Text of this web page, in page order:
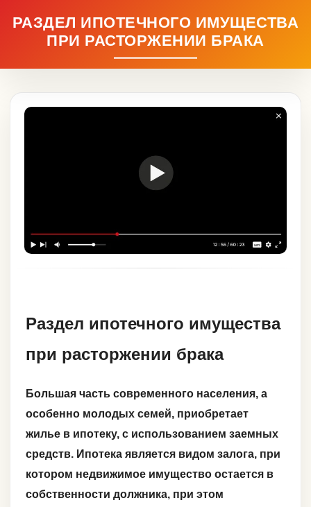
РАЗДЕЛ ИПОТЕЧНОГО ИМУЩЕСТВА
ПРИ РАСТОРЖЕНИИ БРАКА
Раздел ипотечного имущества
при расторжении брака
Большая часть современного населения, а
особенно молодых семей, приобретает
жилье в ипотеку, с использованием заемных
средств. Ипотека является видом залога, при
котором недвижимое имущество остается в
собственности должника, при этом